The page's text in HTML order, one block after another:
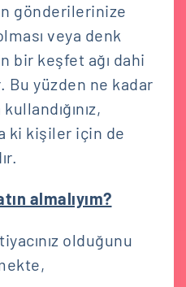
gönderilerinize
veya denk
bir keşfet ağı dahi
yüzden ne kadar
ki kişiler için de
almalıyım?
olduğunu